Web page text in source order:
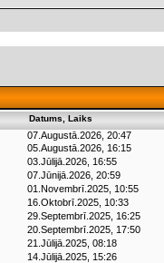
Datums, Laiks
07.Augustā.2026, 20:47
05.Augustā.2026, 16:15
03.Jūlijā.2026, 16:55
07.Jūnijā.2026, 20:59
01.Novembrī.2025, 10:55
16.Oktobrī.2025, 10:33
29.Septembrī.2025, 16:25
20.Septembrī.2025, 17:50
21.Jūlijā.2025, 08:18
14.Jūlijā.2025, 15:26